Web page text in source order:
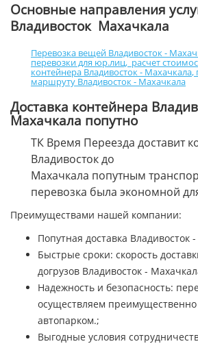
Основные направления
Владивосток Махачкала
Перевозка вещей Владивосток -
перевозки для юр.лиц, расчет
контейнера Владивосток - Махачкала,
маршруту Владивосток - Махачкала
Доставка контейнера
Махачкала попутно
ТК Время Переезда доставит
Владивосток до
Махачкала попутным
перевозка была экономной
Преимуществами нашей компании:
Попутная доставка Владивосток
Быстрые сроки: скорость
догрузов Владивосток -
Надежность и безопасность:
осуществляем
автопарком.;
Выгодные условия